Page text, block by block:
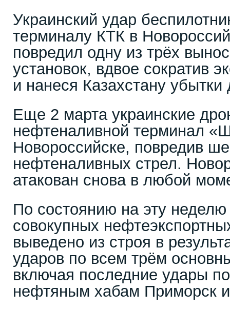
Украинский удар
терминалу КТК в
повредил одну из трёх
установок, вдвое сократив
и нанеся Казахстану
Еще 2 марта украинские
нефтеналивной терминал
Новороссийске, повредив
нефтеналивных стрел.
атакован снова в любой
По состоянию на эту
совокупных
выведено из строя в
ударов по всем трём
включая последние удары
нефтяным хабам Приморск и